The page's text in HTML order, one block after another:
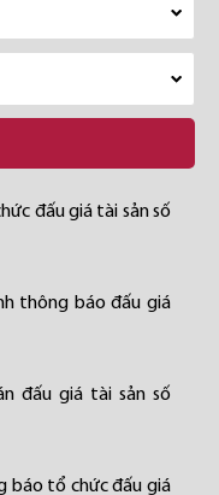
đấu giá tài sản số
thông báo đấu giá
đấu giá tài sản số
báo tổ chức đấu giá